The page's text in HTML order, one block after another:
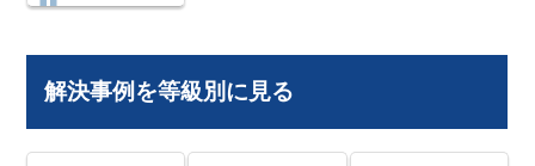
解決事例を等級別に見る